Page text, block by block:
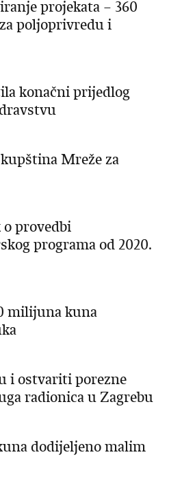
projekata – 360
poljoprivredu i
konačni prijedlog
Mreže za
provedbi
programa od 2020.
milijuna kuna
i ostvariti porezne
radionica u Zagrebu
dodijeljeno malim